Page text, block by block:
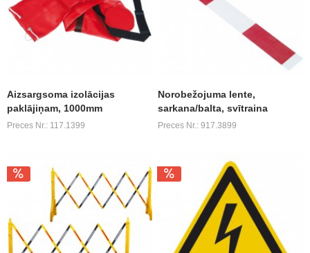
Aizsargsoma izolācijas
paklājiņam, 1000mm
Preces Nr.: 117.1399
Norobežojuma lente,
sarkana/balta, svītraina
Preces Nr.: 917.3899